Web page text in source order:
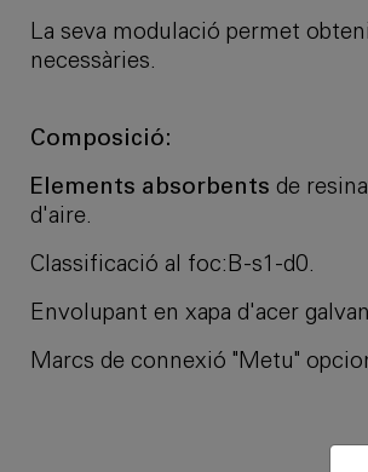
La seva modulació permet
necessàries.
Composició:
Elements absorbents de
d'aire.
Classificació al foc:B-s1-d0.
Envolupant en xapa d'acer
Marcs de connexió "Metu"